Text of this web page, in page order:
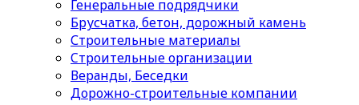
Генеральные подрядчики
Брусчатка, бетон, дорожный камень
Строительные материалы
Cтроительные организации
Веранды, Беседки
Дорожно-строительные компании